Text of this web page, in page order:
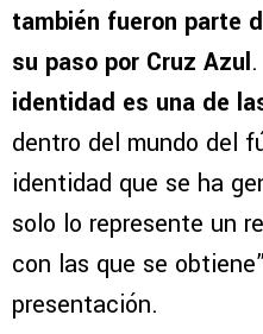
también fueron parte
su paso por Cruz Azul
identidad es una de
dentro del mundo del
identidad que se ha
solo lo represente un
con las que se
presentación.